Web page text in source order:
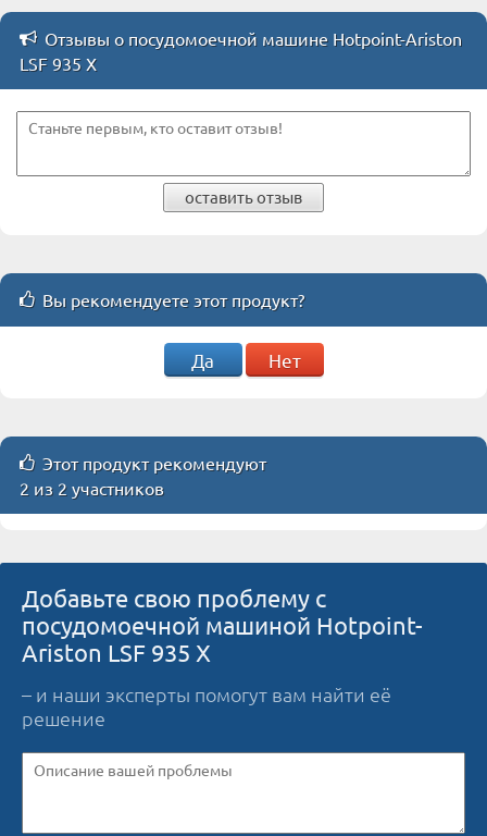
Отзывы о посудомоечной машине Hotpoint-Ariston
LSF 935 X
оставить отзыв
Вы рекомендуете этот продукт?
Да Нет
Этот продукт рекомендуют
2 из 2 участников
Добавьте свою проблему с
посудомоечной машиной Hotpoint-
Ariston LSF 935 X
– и наши эксперты помогут вам найти её
решение